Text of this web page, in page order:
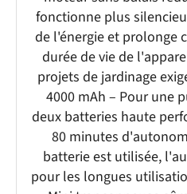
fonctionne plus
de l'énergie et prolonge
durée de vie de
projets de jardinage
4000 mAh – Pour une
deux batteries haute
80 minutes
batterie est utilisée,
pour les longues